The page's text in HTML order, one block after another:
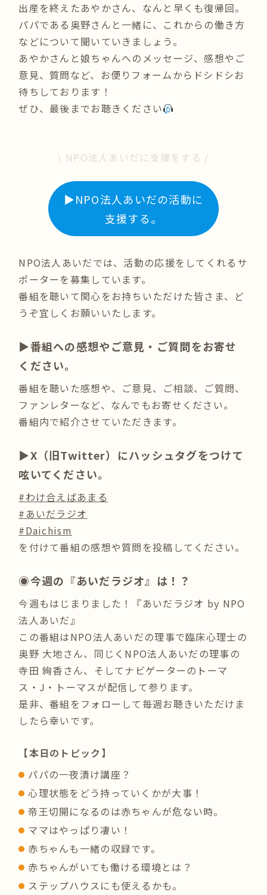
出産を終えたあやかさん、なんと早くも復帰回。
パパである奥野さんと一緒に、これからの働き方
などについて聞いていきましょう。
あやかさんと娘ちゃんへのメッセージ、感想やご
意見、質問など、お便りフォームからドシドシお
待ちしております！
ぜひ、最後までお聴きください
\ NPO法人あいだに支援をする /
▶︎NPO法人あいだの活動に
支援する。
NPO法人あいだでは、活動の応援をしてくれるサ
ポーターを募集しています。
番組を聴いて関心をお持ちいただけた皆さま、ど
うぞ宜しくお願いいたします。
▶︎番組への感想やご意見・ご質問をお寄せ
ください。
番組を聴いた感想や、ご意見、ご相談、ご質問、
ファンレターなど、なんでもお寄せください。
番組内で紹介させていただきます。
▶︎X（旧Twitter）にハッシュタグをつけて
呟いてください。
#わけ合えばあまる
#あいだラジオ
#Daichism
を付けて番組の感想や質問を投稿してください。
◉今週の『あいだラジオ』は！？
今週もはじまりました！『あいだラジオ by NPO
法人あいだ』
この番組はNPO法人あいだの理事で臨床心理士の
奥野 大地さん、同じくNPO法人あいだの理事の
寺田 絢香さん、そしてナビゲーターのトーマ
ス・J・トーマスが配信して参ります。
是非、番組をフォローして毎週お聴きいただけま
したら幸いです。
【本日のトピック】
パパの一夜漬け講座？
心理状態をどう持っていくかが大事！
帝王切開になるのは赤ちゃんが危ない時。
ママはやっぱり凄い！
赤ちゃんも一緒の収録です。
赤ちゃんがいても働ける環境とは？
ステップハウスにも使えるかも。